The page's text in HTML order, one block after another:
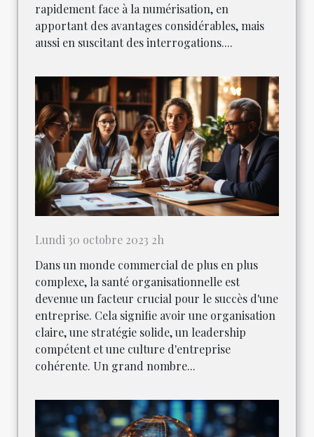
rapidement face à la numérisation, en
apportant des avantages considérables, mais
aussi en suscitant des interrogations....
Lundi 30 octobre 2023 2h
Dans un monde commercial de plus en plus
complexe, la santé organisationnelle est
devenue un facteur crucial pour le succès d'une
entreprise. Cela signifie avoir une organisation
claire, une stratégie solide, un leadership
compétent et une culture d'entreprise
cohérente. Un grand nombre...